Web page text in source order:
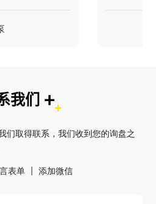
我们 +
们取得联系，我们收到您的询盘之
表单 添加微信